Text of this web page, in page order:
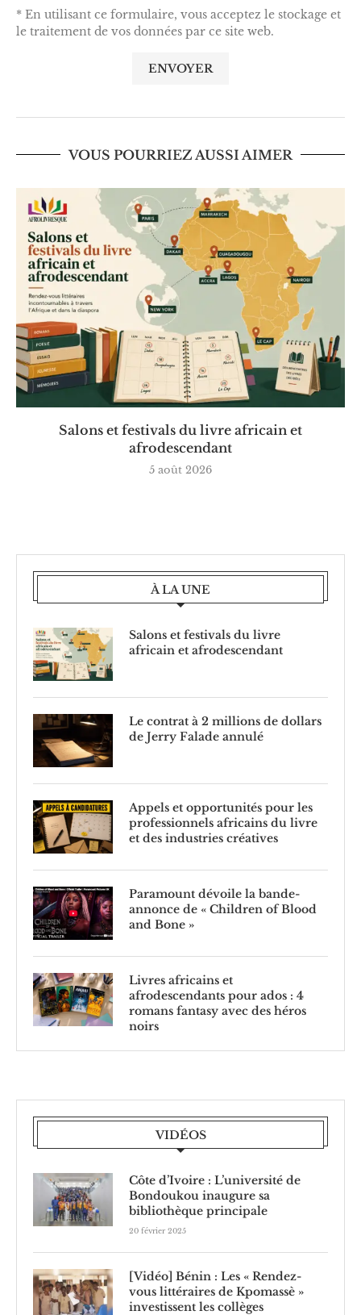
* En utilisant ce formulaire, vous acceptez le stockage et
le traitement de vos données par ce site web.
VOUS POURRIEZ AUSSI AIMER
Salons et festivals du livre africain et
afrodescendant
5 août 2026
À LA UNE
Salons et festivals du livre
africain et afrodescendant
Le contrat à 2 millions de dollars
de Jerry Falade annulé
Appels et opportunités pour les
professionnels africains du livre
et des industries créatives
Paramount dévoile la bande-
annonce de « Children of Blood
and Bone »
Livres africains et
afrodescendants pour ados : 4
romans fantasy avec des héros
noirs
VIDÉOS
Côte d’Ivoire : L’université de
Bondoukou inaugure sa
bibliothèque principale
20 février 2025
[Vidéo] Bénin : Les « Rendez-
vous littéraires de Kpomassè »
investissent les collèges